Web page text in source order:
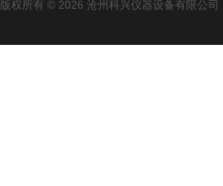
版权所有 © 2026 沧州科兴仪器设备有限公司